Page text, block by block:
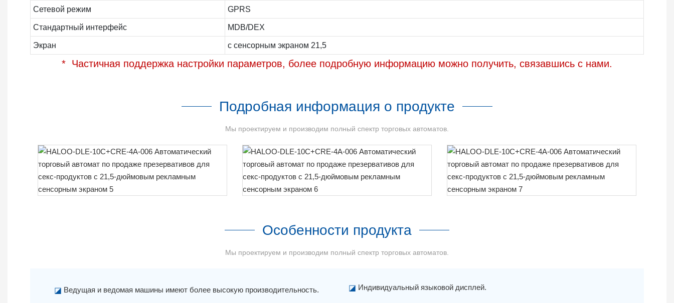
Сетевой режим GPRS
Стандартный интерфейс MDB/DEX
Экран с сенсорным экраном 21,5
* Частичная поддержка настройки параметров, более подробную информацию можно получить, связавшись с нами.
Подробная информация о продукте
Мы проектируем и производим полный спектр торговых автоматов.
Особенности продукта
Мы проектируем и производим полный спектр торговых автоматов.
◪ Ведущая и ведомая машины имеют более высокую производительность. ◪ Индивидуальный языковой дисплей.